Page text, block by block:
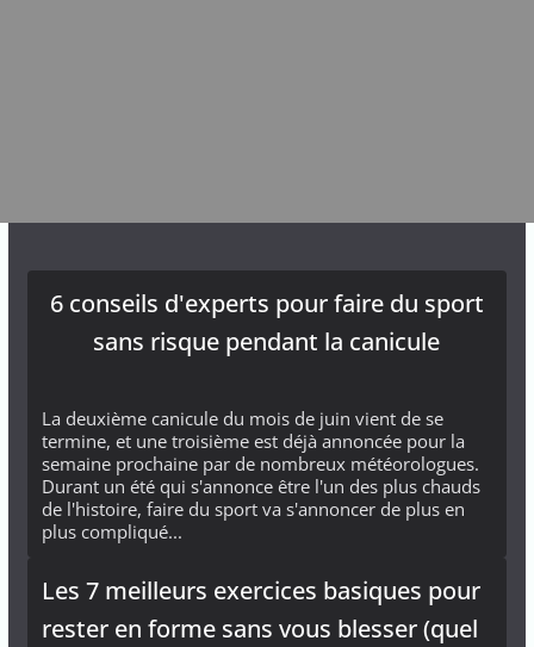
6 conseils d'experts pour faire du sport
sans risque pendant la canicule
La deuxième canicule du mois de juin vient de se
termine, et une troisième est déjà annoncée pour la
semaine prochaine par de nombreux météorologues.
Durant un été qui s'annonce être l'un des plus chauds
de l'histoire, faire du sport va s'annoncer de plus en
plus compliqué...
Les 7 meilleurs exercices basiques pour
rester en forme sans vous blesser (quel